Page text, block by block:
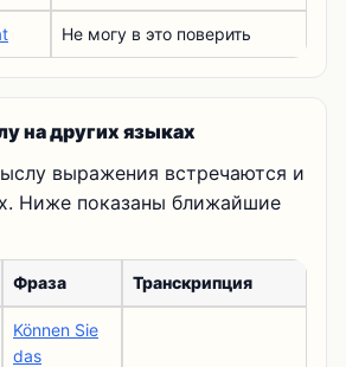
Не могу в это поверить
на других языках
выражения встречаются и
Ниже показаны ближайшие
Фраза Транскрипция
Können Sie
das